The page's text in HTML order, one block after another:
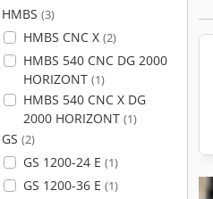
HMBS (3)
HMBS CNC X (2)
HMBS 540 CNC DG 2000
HORIZONT (1)
HMBS 540 CNC X DG
2000 HORIZONT (1)
GS (2)
GS 1200-24 E (1)
GS 1200-36 E (1)